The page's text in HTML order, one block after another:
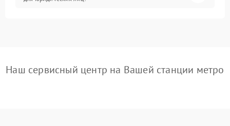
Наш сервисный центр на Вашей станции метро